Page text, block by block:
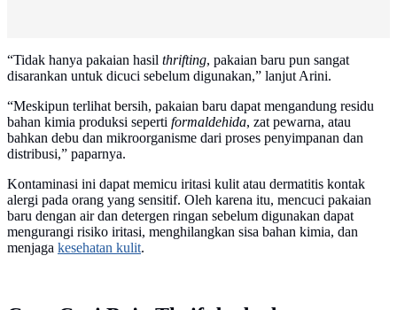
“Tidak hanya pakaian hasil thrifting, pakaian baru pun sangat
disarankan untuk dicuci sebelum digunakan,” lanjut Arini.
“Meskipun terlihat bersih, pakaian baru dapat mengandung residu
bahan kimia produksi seperti formaldehida, zat pewarna, atau
bahkan debu dan mikroorganisme dari proses penyimpanan dan
distribusi,” paparnya.
Kontaminasi ini dapat memicu iritasi kulit atau dermatitis kontak
alergi pada orang yang sensitif. Oleh karena itu, mencuci pakaian
baru dengan air dan detergen ringan sebelum digunakan dapat
mengurangi risiko iritasi, menghilangkan sisa bahan kimia, dan
menjaga kesehatan kulit.